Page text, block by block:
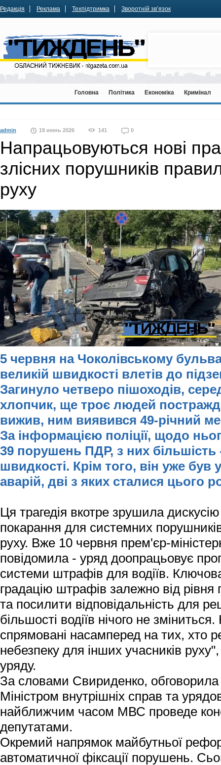
Редакція Реклама Техпідтримка Зворотній зв’язок
Головна Політика Економіка Кримінал
admin 19 июнь 2026 141 0
Напрацьовуються нові
злісних порушників
руху
5 червня на Чоколівському
великій швидкості влетів до
Загинуло четверо пішоходів,
хлопчик, ще троє людей
вижив, ним виявився 49-річний
За інформацією поліції, щодо
39 порушень ПДР, з них
швидкості. Крім того, він уже був
аварій, дві з яких сталися цього
Ця трагедія вкотре зрушила
покарання для системних
руху. Вже 10 червня прем'єр-
повідомила - уряд доопрацьовує
системи штрафів для водіїв.
градацію штрафів залежно від
та посилити відповідальність для
більшості водіїв нічого не
спрямовані насамперед на тих, хто
небезпеку для інших учасників
уряду.
За словами Свириденко, обговорила
Міністром внутрішніх справ та
найближчим часом МВС проведе
депутатами.
Окремий напрямок майбутньої
автоматичної фіксації порушень.